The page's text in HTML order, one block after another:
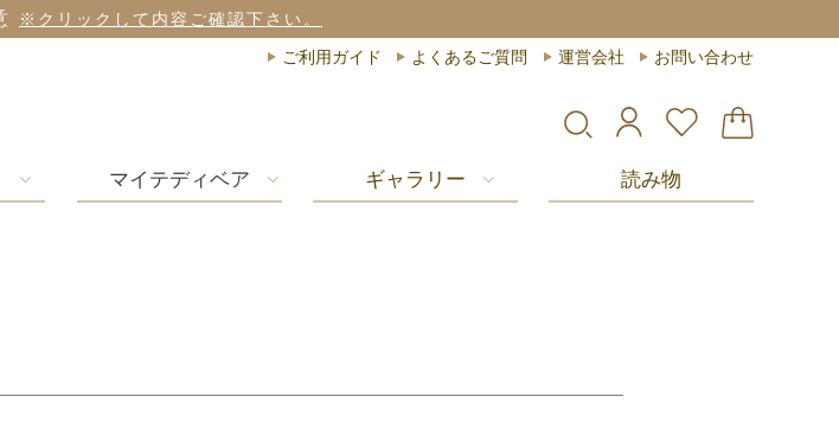
※クリックして内容ご確認下さい。
ご利用ガイド よくあるご質問 運営会社 お問い合わせ
マイテディベア ギャラリー 読み物